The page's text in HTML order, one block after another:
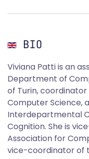
BIO
Viviana Patti is an
Department of
of Turin,
Computer Science,
Interdepartmental
Cognition. She is
Association for
vice-coordinator of